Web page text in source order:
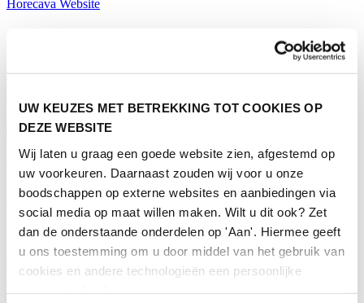
UW KEUZES MET BETREKKING TOT COOKIES OP
DEZE WEBSITE
Wij laten u graag een goede website zien, afgestemd op
uw voorkeuren. Daarnaast zouden wij voor u onze
boodschappen op externe websites en aanbiedingen via
social media op maat willen maken. Wilt u dit ook? Zet
dan de onderstaande onderdelen op 'Aan'. Hiermee geeft
u ons toestemming om u door middel van het gebruik van
cookies en andere technologieën een persoonlijke
Horecava Website
Horecava Social Media
Bezoeken
Thema's Horecava
Alle Thema's
Programma
Terugblik
Activiteiten
Exposantenlijst